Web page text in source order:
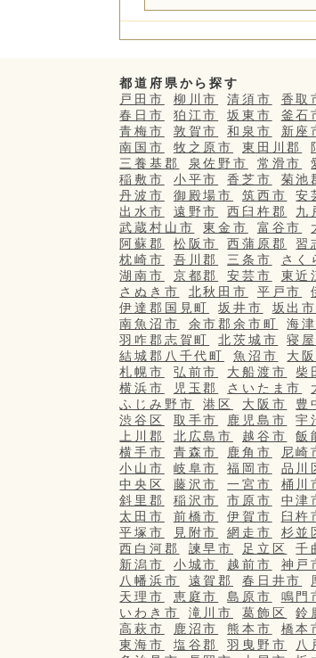
都道府県から探す
戸田市
柳川市 清須市 香取
春日市
狛江市 坂東市 釜石
青梅市
敦賀市 和泉市 新座
南国市
牧之原市 東田川郡
三養基郡
泉佐野市 常滑市
稲敷市
小平市 香芝市 菊池
丹波市
御殿場市 筑西市 安
出水市
遠野市 西臼杵郡 九
武蔵村山市
東金市 富谷市
阿蘇郡
松阪市 西蒲原郡 習
枕崎市
吾川郡 三条市 さく
湖南市
京都郡 安芸市 東近
さぬき市
北秋田市 平戸市
伊達郡国見町
坂井市 坂出市
南魚沼市
余市郡余市町 海
羽咋郡志賀町
北茨城市 寝
結城郡八千代町
魚沼市 大
札幌市
弘前市 大船渡市 柴
横浜市
児玉郡 さいたま市
ふじみ野市
港区 大阪市 豊
渋谷区
取手市 鹿児島市 宇
上川郡
北広島市 越谷市 飯
横手市
青森市 鹿角市 尼崎
小山市
岐阜市 福岡市 品川
中央区
藤沢市 一宮市 桶川
斜里郡
稲沢市 市原市 中津
太田市
前橋市 伊賀市 臼杵
平塚市
見附市 網走市 杉並
西白河郡
諫早市 足立区 千
新潟市
小城市 越前市 神戸
八幡浜市
遠賀郡 春日井市
天理市
恵庭市 島原市 鳴門
いわき市
滝川市 葛飾区 鈴
高萩市
鹿沼市 熊本市 橋本
東海市
塩谷郡 羽曳野市 八